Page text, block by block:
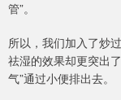
管”。
所以，我们加入了炒
祛湿的效果却更突出
气”通过小便排出去。